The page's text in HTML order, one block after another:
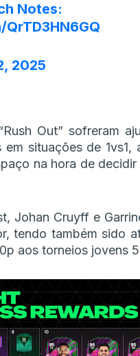
Notes:
2025
Out” sofreram
situações de 1vs1,
na hora de
Johan Cruyff e
tendo também sido
aos torneios jovens